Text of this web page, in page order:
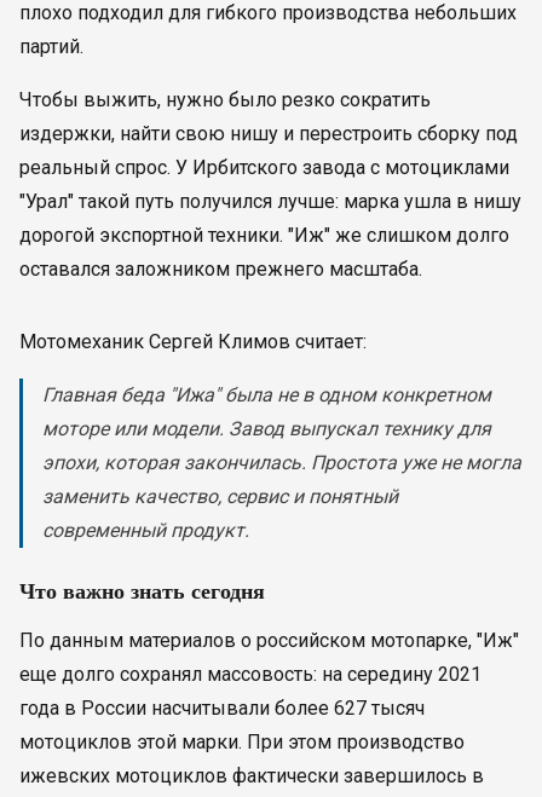
плохо подходил для гибкого производства небольших
партий.
Чтобы выжить, нужно было резко сократить
издержки, найти свою нишу и перестроить сборку под
реальный спрос. У Ирбитского завода с мотоциклами
"Урал" такой путь получился лучше: марка ушла в нишу
дорогой экспортной техники. "Иж" же слишком долго
оставался заложником прежнего масштаба.
Мотомеханик Сергей Климов считает:
Главная беда "Ижа" была не в одном конкретном
моторе или модели. Завод выпускал технику для
эпохи, которая закончилась. Простота уже не могла
заменить качество, сервис и понятный
современный продукт.
Что важно знать сегодня
По данным материалов о российском мотопарке, "Иж"
еще долго сохранял массовость: на середину 2021
года в России насчитывали более 627 тысяч
мотоциклов этой марки. При этом производство
ижевских мотоциклов фактически завершилось в